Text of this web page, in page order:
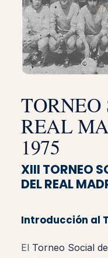
REAL
1975
XIII TORNEO
DEL REAL
Introducción al
El Torneo Social